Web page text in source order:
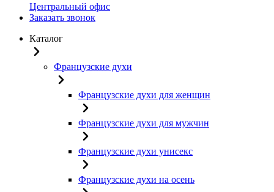
Центральный офис
Заказать звонок
Каталог
Французские духи
Французские духи для женщин
Французские духи для мужчин
Французские духи унисекс
Французские духи на осень